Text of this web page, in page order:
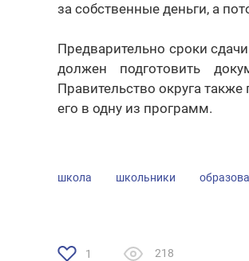
за собственные деньги, а
Предварительно сроки
должен подготовить
Правительство округа
его в одну из программ.
школа школьники
1 218